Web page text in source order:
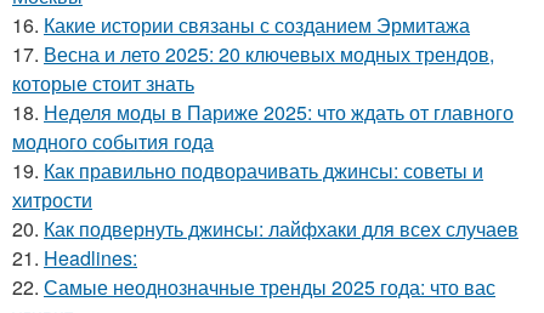
16. Какие истории связаны с созданием Эрмитажа
17. Весна и лето 2025: 20 ключевых модных трендов,
которые стоит знать
18. Неделя моды в Париже 2025: что ждать от главного
модного события года
19. Как правильно подворачивать джинсы: советы и
хитрости
20. Как подвернуть джинсы: лайфхаки для всех случаев
21. Headlines:
22. Самые неоднозначные тренды 2025 года: что вас